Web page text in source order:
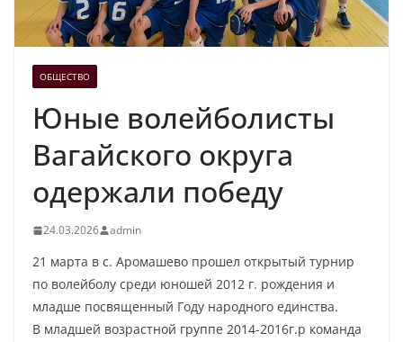
ОБЩЕСТВО
Юные волейболисты
Вагайского округа
одержали победу
24.03.2026 admin
21 марта в с. Аромашево прошел открытый турнир
по волейболу среди юношей 2012 г. рождения и
младше посвященный Году народного единства.
В младшей возрастной группе 2014-2016г.р команда